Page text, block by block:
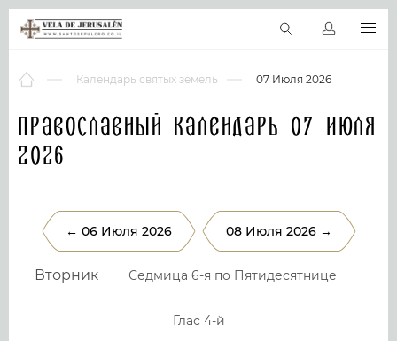
Виртуальные туры
RU
Календарь святых земель 07 Июля 2026
Православный календарь 07 Июля
2026
← 06 Июля 2026 08 Июля 2026 →
Вторник Седмица 6-я по Пятидесятнице
Глас 4-й